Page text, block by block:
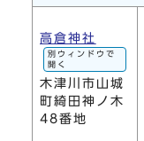
高倉神社
別ウィンドウで
開く
木津川市山城
町綺田神ノ木
48番地